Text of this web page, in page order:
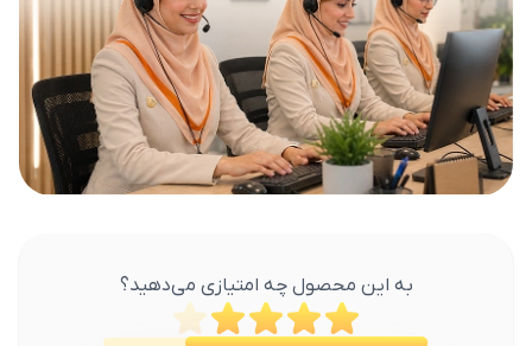
به این محصول چه امتیازی می‌دهید؟